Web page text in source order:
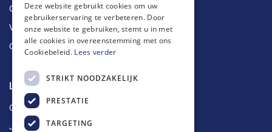
Ontstoppingen
Vetputten
Ontkalking
Longin Service
Over ons
Jobs
Deze website gebruikt cookies om uw
gebruikerservaring te verbeteren. Door
onze website te gebruiken, stemt u in met
alle cookies in overeenstemming met ons
Cookiebeleid. Lees verder
STRIKT NOODZAKELIJK
PRESTATIE
TARGETING